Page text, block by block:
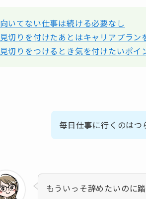
向いてない仕事は続ける必要なし
見切りを付けたあとはキャリアプラン
見切りをつけるとき気を付けたいポイ
毎日仕事に行くのは
もういっそ辞めたいのに